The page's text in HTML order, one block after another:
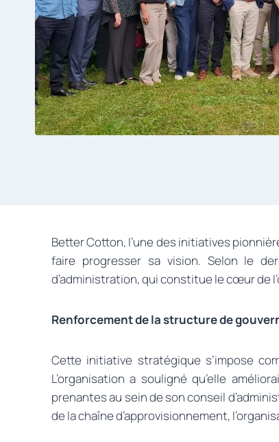
Better Cotton, l’une des initiatives
faire progresser sa vision. Selon le
d’administration, qui constitue le cœur de
Renforcement de la structure de
Cette initiative stratégique s’impose
L’organisation a souligné qu’elle
prenantes au sein de son conseil
de la chaîne d’approvisionnement,